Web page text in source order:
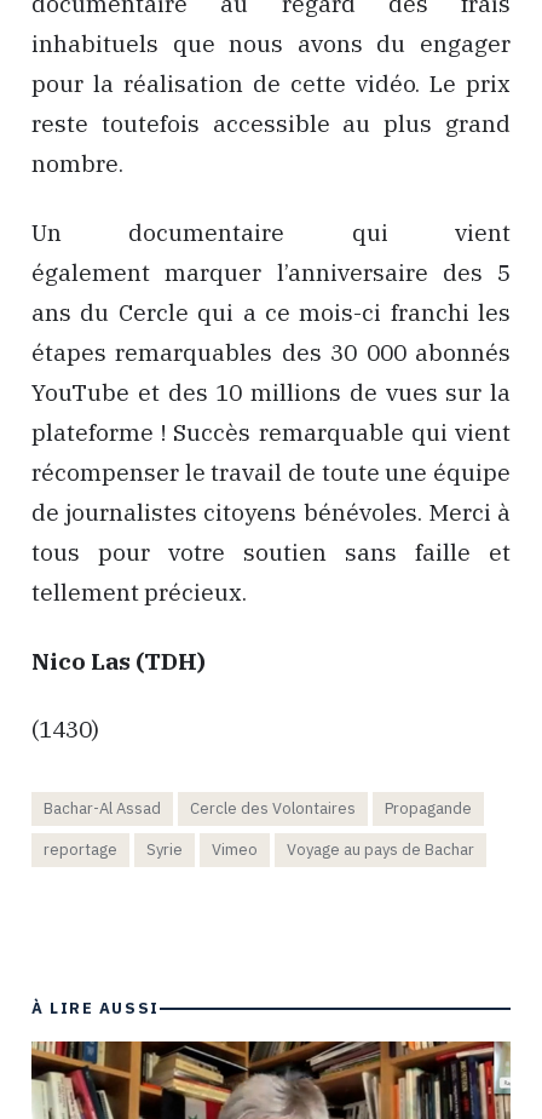
inhabituels que nous avons du engager
pour la réalisation de cette vidéo. Le prix
reste toutefois accessible au plus grand
nombre.
Un documentaire qui vient
également marquer l’anniversaire des 5
ans du Cercle qui a ce mois-ci franchi les
étapes remarquables des 30 000 abonnés
YouTube et des 10 millions de vues sur la
plateforme ! Succès remarquable qui vient
récompenser le travail de toute une équipe
de journalistes citoyens bénévoles. Merci à
tous pour votre soutien sans faille et
tellement précieux.
Nico Las (TDH)
(1430)
Bachar-Al Assad Cercle des Volontaires
Propagande
reportage
Syrie Vimeo Voyage au pays de Bachar
À LIRE AUSSI